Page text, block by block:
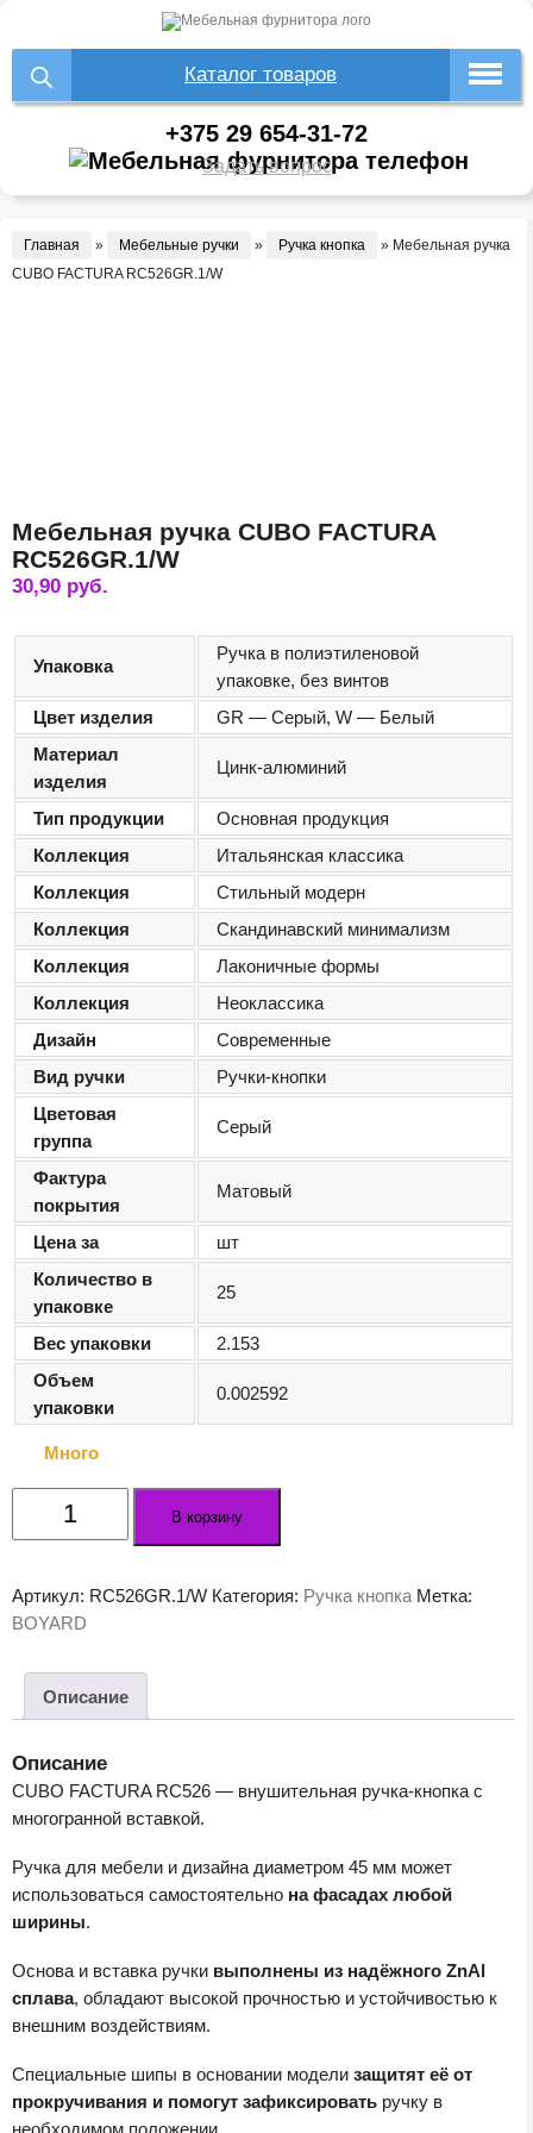
Каталог товаров
+375 29 654-31-72
Задать вопрос
Главная » Мебельные ручки » Ручка кнопка » Мебельная ручка
CUBO FACTURA RC526GR.1/W
Мебельная ручка CUBO FACTURA
RC526GR.1/W
30,90 руб.
Упаковка
Ручка в полиэтиленовой
упаковке, без винтов
Цвет изделия
GR — Серый, W — Белый
Материал
изделия
Цинк-алюминий
Тип продукции
Основная продукция
Коллекция
Итальянская классика
Коллекция
Стильный модерн
Коллекция
Скандинавский минимализм
Коллекция
Лаконичные формы
Коллекция
Неоклассика
Дизайн
Современные
Вид ручки
Ручки-кнопки
Цветовая
группа
Серый
Фактура
покрытия
Матовый
Цена за
шт
Количество в
упаковке
25
Вес упаковки
2.153
Объем
упаковки
0.002592
Много
Количество
товара
CUBO
В корзину
Артикул: RC526GR.1/W Категория: Ручка кнопка Метка:
BOYARD
Описание
Описание
CUBO FACTURA RC526 — внушительная ручка-кнопка с
многогранной вставкой.
Ручка для мебели и дизайна диаметром 45 мм может
использоваться самостоятельно на фасадах любой
ширины.
Основа и вставка ручки выполнены из надёжного ZnAl
сплава, обладают высокой прочностью и устойчивостью к
внешним воздействиям.
Специальные шипы в основании модели защитят её от
прокручивания и помогут зафиксировать ручку в
необходимом положении.